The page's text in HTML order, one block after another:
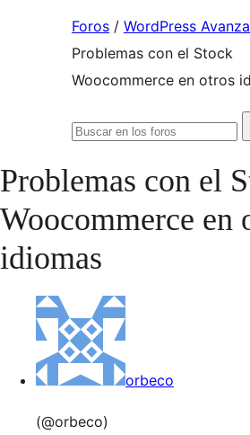
Foros / WordPress
Problemas con el Stock
Woocommerce en otros
Buscar:
Problemas con el
Woocommerce en
idiomas
orbeco
(@orbeco)